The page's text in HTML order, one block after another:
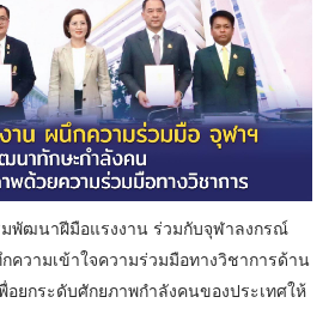
มพัฒนาฝีมือแรงงาน ร่วมกับจุฬาลงกรณ์
ความเข้าใจความร่วมมือทางวิชาการด้าน
ยกระดับศักยภาพกำลังคนของประเทศให้